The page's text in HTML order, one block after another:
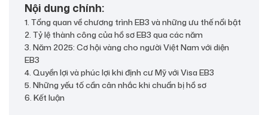
Nội dung chính:
1. Tổng quan về chương trình EB3 và những ưu thế nổi bật
2. Tỷ lệ thành công của hồ sơ EB3 qua các năm
3. Năm 2025: Cơ hội vàng cho người Việt Nam với diện
EB3
4. Quyền lợi và phúc lợi khi định cư Mỹ với Visa EB3
5. Những yếu tố cần cân nhắc khi chuẩn bị hồ sơ
6. Kết luận